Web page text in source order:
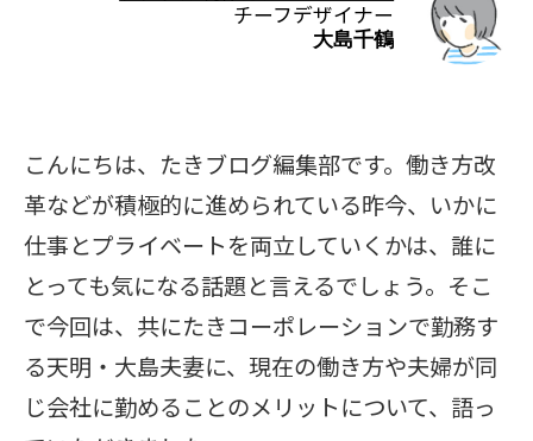
チーフデザイナー
大島千鶴
こんにちは、たきブログ編集部です。働き方改
革などが積極的に進められている昨今、いかに
仕事とプライベートを両立していくかは、誰に
とっても気になる話題と言えるでしょう。そこ
で今回は、共にたきコーポレーションで勤務す
る天明・大島夫妻に、現在の働き方や夫婦が同
じ会社に勤めることのメリットについて、語っ